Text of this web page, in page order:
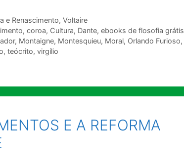
e Renascimento, Voltaire
, coroa, Cultura, Dante, ebooks de flosofia grátis
, Montaigne, Montesquieu, Moral, Orlando Furioso,
, teócrito, virgílio
E A REFORMA